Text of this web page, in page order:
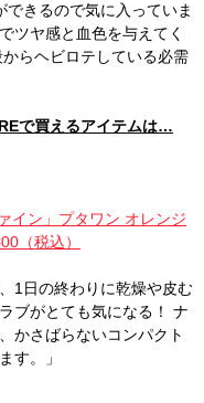
できるので気に入っていま
ツヤ感と血色を与えてく
らヘビロテしている必需
で買えるアイテムは…
イン」プタワン オレンジ
（税込）
1日の終わりに乾燥や皮む
ブがとても気になる！ ナ
かさばらないコンパクト
す。」